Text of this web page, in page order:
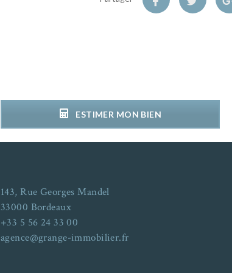
ESTIMER MON BIEN
143, Rue Georges Mandel
33000 Bordeaux
+33 5 56 24 33 00
agence@grange-immobilier.fr